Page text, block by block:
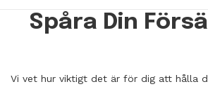
Spåra Din
Vi vet hur viktigt det är för dig att hålla